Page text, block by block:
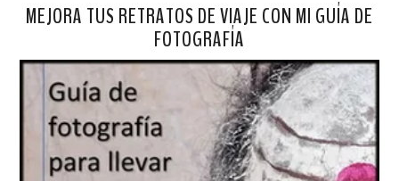
MEJORA TUS RETRATOS DE VIAJE CON MI GUÍA DE
FOTOGRAFÍA